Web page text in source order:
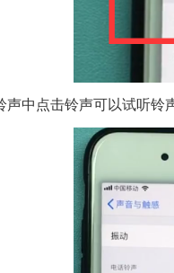
声中点击铃声可以试听铃